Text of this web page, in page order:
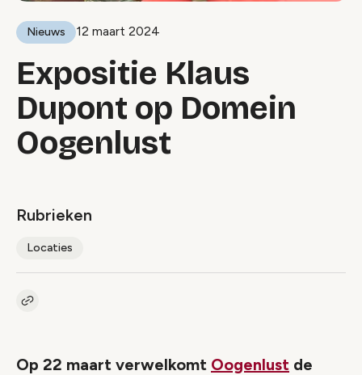
Nieuws 12 maart 2024
Expositie Klaus
Dupont op Domein
Oogenlust
Rubrieken
Locaties
Kopieer link naar artikel
Op 22 maart verwelkomt Oogenlust de